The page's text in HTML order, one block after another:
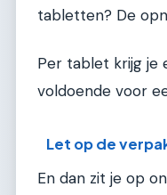
tabletten? De
Per tablet krijg je
voldoende voor
Let op de
En dan zit je op